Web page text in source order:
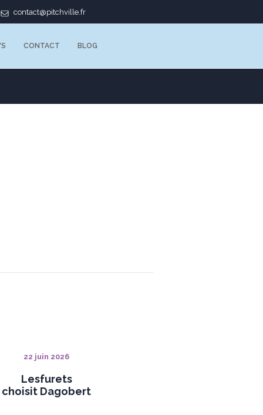
contact@pitchville.fr
CONTACT BLOG
22 juin 2026
Lesfurets
choisit Dagobert